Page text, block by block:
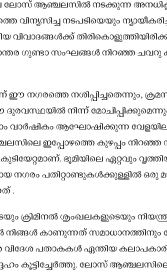
ലോസ് ആഞ്ചലസിൽ നടക്കുന്ന
വിന്യസിച്ച നടപടിയെയും
വിവാദങ്ങൾക്ക്
ഗുണ്ടാ സംഘങ്ങൾ നിറഞ്ഞ ചവറു
ഈ നഗരത്തെ നശിപ്പിച്ചതെന്നും,
നിന്ന് മോചിപ്പിക്കുമെന്നും
വാർഷികം ആഘോഷിക്കുന്ന
ഇപ്പോഴത്തെ കുഴപ്പം നിറഞ്ഞ
ഭൂമിയിലെ ഏറ്റവും
പതിറ്റാണ്ടുകൾക്കുള്ളിൽ ഒരു
.
ക്രിമിനൽ ശൃംഖലകളുടെയും
കാണുന്നത് സമാധാനത്തിനും
വിദേശ പതാകകൾ ഏന്തിയ
കൂട്ടിച്ചേർത്തു. ലോസ് ആഞ്ചലസിലെ